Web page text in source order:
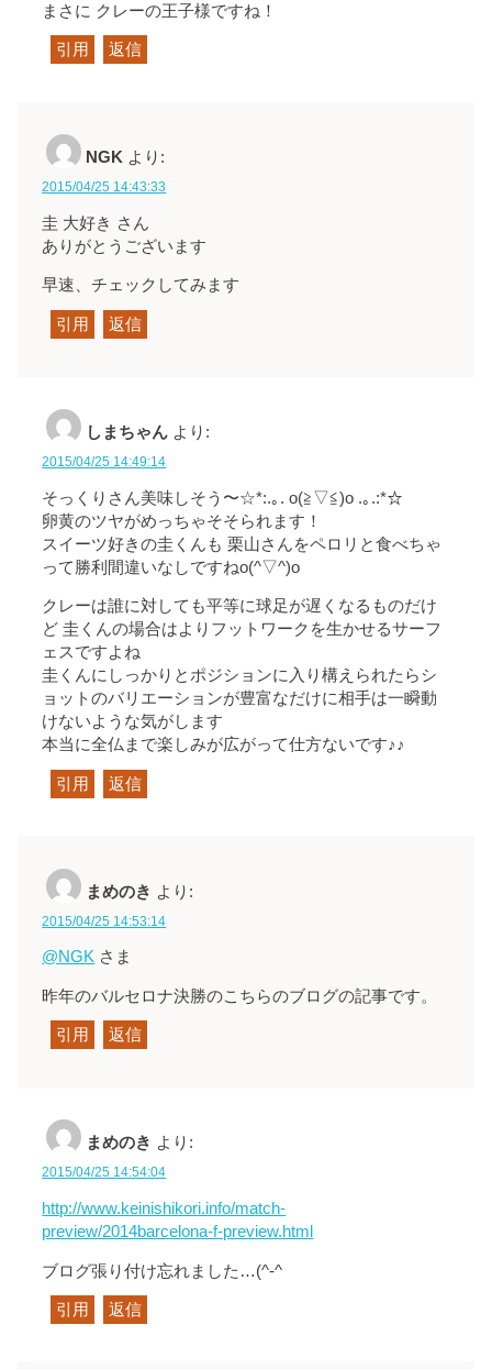
まさに クレーの王子様ですね！
引用 返信
NGK より:
2015/04/25 14:43:33
圭 大好き さん
ありがとうございます
早速、チェックしてみます
引用 返信
しまちゃん より:
2015/04/25 14:49:14
そっくりさん美味しそう〜☆*:.｡. o(≧▽≦)o .｡.:*☆
卵黄のツヤがめっちゃそそられます！
スイーツ好きの圭くんも 栗山さんをペロリと食べちゃ
って勝利間違いなしですねo(^▽^)o
クレーは誰に対しても平等に球足が遅くなるものだけ
ど 圭くんの場合はよりフットワークを生かせるサーフ
ェスですよね
圭くんにしっかりとポジションに入り構えられたらシ
ョットのバリエーションが豊富なだけに相手は一瞬動
けないような気がします
本当に全仏まで楽しみが広がって仕方ないです♪♪
引用 返信
まめのき より:
2015/04/25 14:53:14
@NGK さま
昨年のバルセロナ決勝のこちらのブログの記事です。
引用 返信
まめのき より:
2015/04/25 14:54:04
http://www.keinishikori.info/match-
preview/2014barcelona-f-preview.html
ブログ張り付け忘れました…(^-^ゞ
引用 返信